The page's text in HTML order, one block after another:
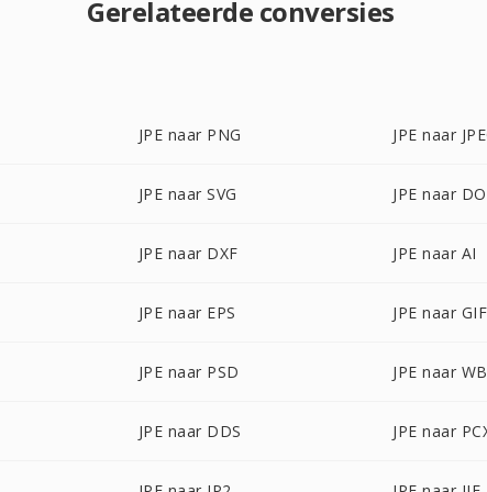
Gerelateerde conversies
JPE naar PNG JPE naar
JPE naar SVG JPE naar
JPE naar DXF JPE naar AI
JPE naar EPS JPE naar GIF
JPE naar PSD JPE naar
JPE naar DDS JPE naar